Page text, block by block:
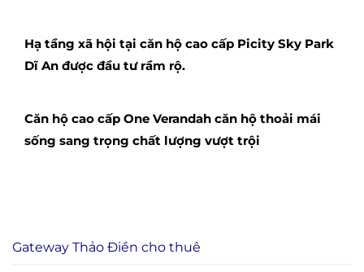
Hạ tầng xã hội tại căn hộ cao cấp Picity Sky Park
Dĩ An được đầu tư rầm rộ.
Căn hộ cao cấp One Verandah căn hộ thoải mái
sống sang trọng chất lượng vượt trội
Gateway Thảo Điền cho thuê